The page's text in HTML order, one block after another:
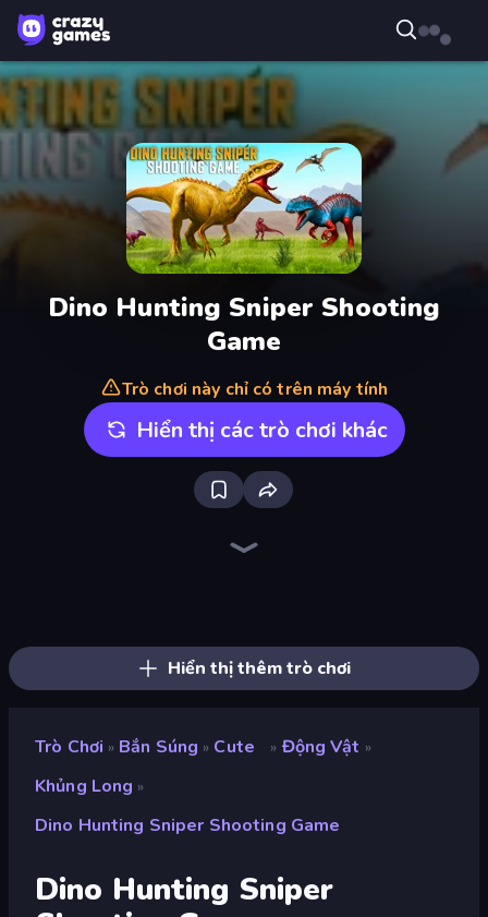
Dino Hunting Sniper Shooting
Game
Trò chơi này chỉ có trên máy tính
Hiển thị các trò chơi khác
Hiển thị thêm trò chơi
Trò Chơi » Bắn Súng » Cute » Động Vật »
Khủng Long »
Dino Hunting Sniper Shooting Game
Dino Hunting Sniper